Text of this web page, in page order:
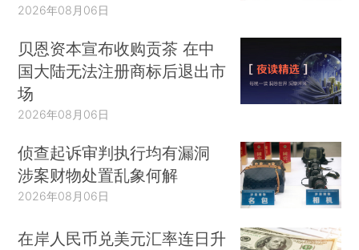
2026年08月06日
贝恩资本宣布收购贡茶 在中
国大陆无法注册商标后退出市
场
2026年08月06日
侦查起诉审判执行均有漏洞
涉案财物处置乱象何解
2026年08月06日
在岸人民币兑美元汇率连日升